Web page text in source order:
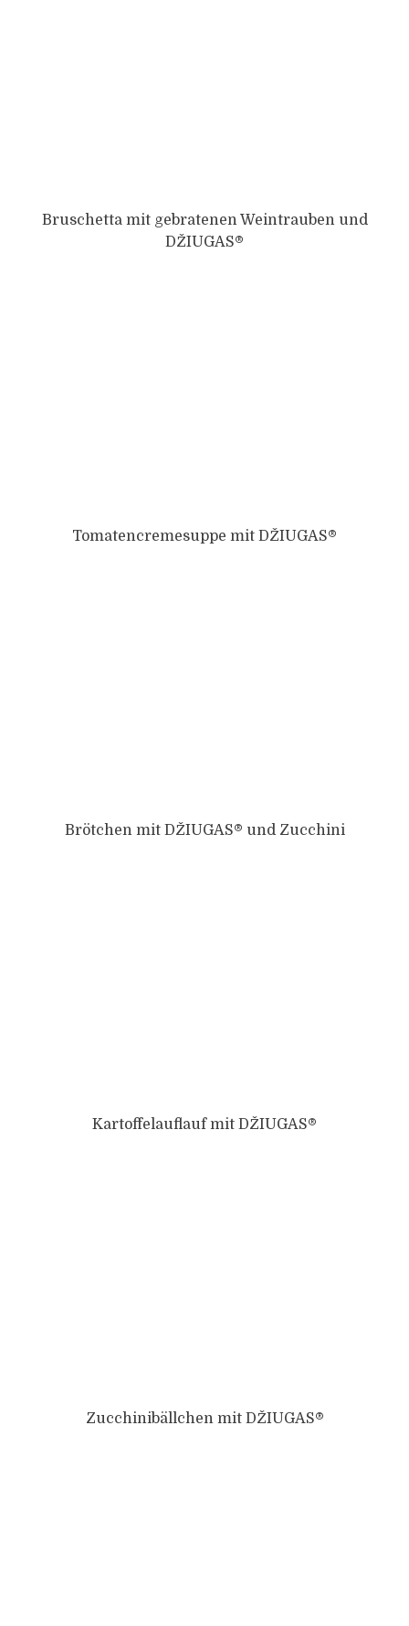
Bruschetta mit gebratenen Weintrauben und
DŽIUGAS®
Tomatencremesuppe mit DŽIUGAS®
Brötchen mit DŽIUGAS® und Zucchini
Kartoffelauflauf mit DŽIUGAS®
Zucchinibällchen mit DŽIUGAS®